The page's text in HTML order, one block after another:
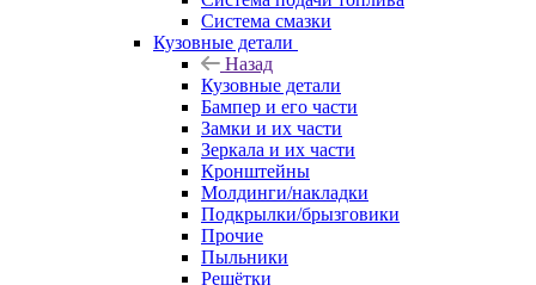
Система смазки
Кузовные детали
Назад
Кузовные детали
Бампер и его части
Замки и их части
Зеркала и их части
Кронштейны
Молдинги/накладки
Подкрылки/брызговики
Прочие
Пыльники
Решётки